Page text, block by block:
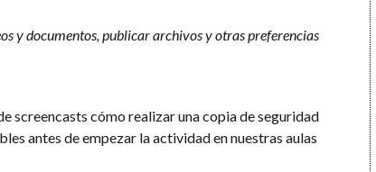
y documentos, publicar archivos y otras preferencias
screencasts cómo realizar una copia de seguridad
antes de empezar la actividad en nuestras aulas